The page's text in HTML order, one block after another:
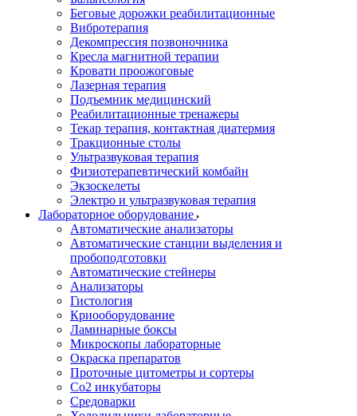
Беговые дорожки реабилитационные
Вибротерапия
Декомпрессия позвоночника
Кресла магнитной терапии
Кровати проожоговые
Лазерная терапия
Подъемник медицинский
Реабилитационные тренажеры
Текар терапия, контактная диатермия
Тракционные столы
Ультразвуковая терапия
Физиотерапевтический комбайн
Экзоскелеты
Электро и ультразвуковая терапия
Лабораторное оборудование
Автоматические анализаторы
Автоматические станции выделения и
пробоподготовки
Автоматические стейнеры
Анализаторы
Гистология
Криооборудование
Ламинарные боксы
Микроскопы лабораторные
Окраска препаратов
Проточные цитометры и сортеры
Со2 инкубаторы
Средоварки